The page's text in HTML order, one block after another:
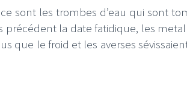
sont les trombes d’eau qui sont
précédent la date fatidique, les
que le froid et les averses